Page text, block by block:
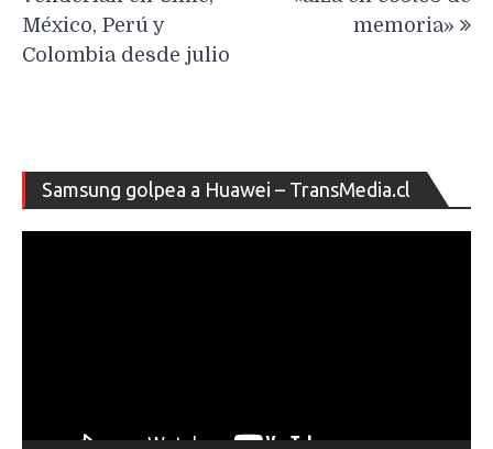
México, Perú y
Colombia desde julio
memoria»
Samsung golpea a Huawei – TransMedia.cl
de